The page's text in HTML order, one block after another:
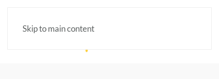
Skip to main content